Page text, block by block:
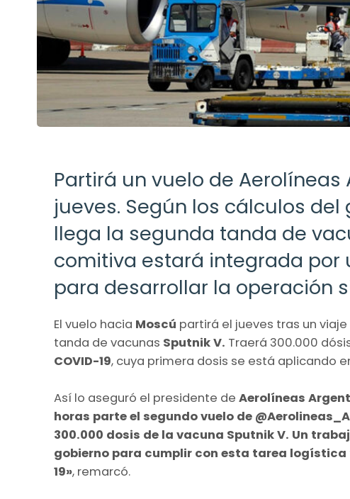
Partirá un vuelo de
jueves. Según los cálculos
llega la segunda tanda de
comitiva estará integrada por
para desarrollar la operación
El vuelo hacia Moscú partirá el jueves tras un
tanda de vacunas Sputnik V. Traerá 300.000
COVID-19, cuya primera dosis se está aplicando
Así lo aseguró el presidente de Aerolíneas
horas parte el segundo vuelo de
300.000 dosis de la vacuna Sputnik V. Un
gobierno para cumplir con esta tarea
19», remarcó.